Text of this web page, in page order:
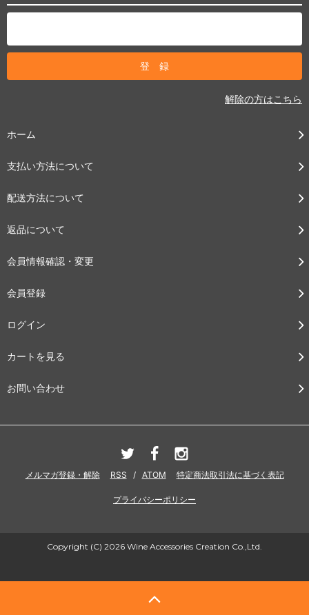
解除の方はこちら
ホーム
支払い方法について
配送方法について
返品について
会員情報確認・変更
会員登録
ログイン
カートを見る
お問い合わせ
メルマガ登録・解除 RSS / ATOM 特定商法取引法に基づく表記
プライバシーポリシー
Copyright (C) 2026 Wine Accessories Creation Co.,Ltd.